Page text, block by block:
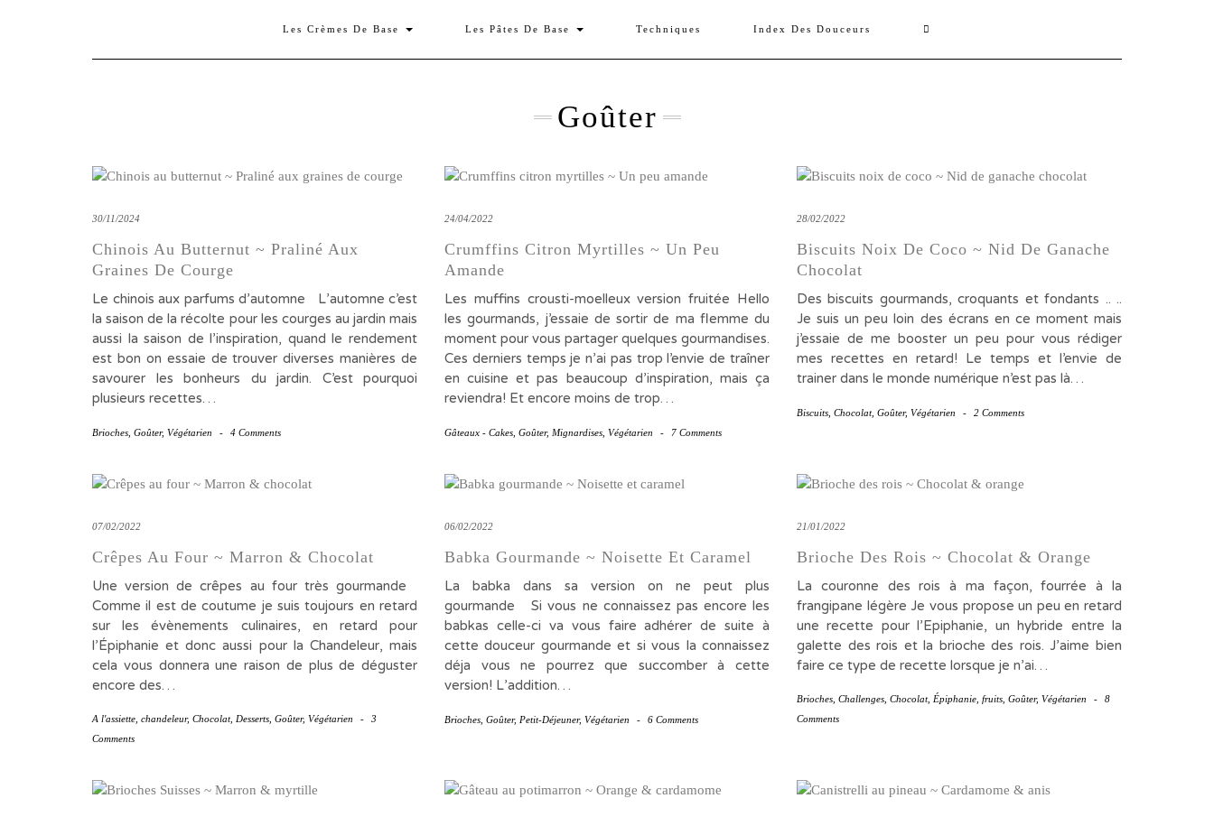
Les Crèmes De Base Les Pâtes De Base Techniques Index Des Douceurs
Goûter
30/11/2024
Chinois Au Butternut ~ Praliné Aux
Graines De Courge
Le chinois aux parfums d’automne L’automne c’est
la saison de la récolte pour les courges au jardin mais
aussi la saison de l’inspiration, quand le rendement
est bon on essaie de trouver diverses manières de
savourer les bonheurs du jardin. C’est pourquoi
plusieurs recettes…
Brioches Goûter, Végétarien - 4 Comments
24/04/2022
Crumffins Citron Myrtilles ~ Un Peu
Amande
Les muffins crousti-moelleux version fruitée Hello
les gourmands, j’essaie de sortir de ma flemme du
moment pour vous partager quelques gourmandises.
Ces derniers temps je n’ai pas trop l’envie de traîner
en cuisine et pas beaucoup d’inspiration, mais ça
reviendra! Et encore moins de trop…
Gâteaux - Cakes Goûter, Mignardises Végétarien - 7 Comments
28/02/2022
Biscuits Noix De Coco ~ Nid De Ganache
Chocolat
Des biscuits gourmands, croquants et fondants .. ..
Je suis un peu loin des écrans en ce moment mais
j’essaie de me booster un peu pour vous rédiger
mes recettes en retard! Le temps et l’envie de
trainer dans le monde numérique n’est pas là…
Biscuits Chocolat, Goûter, Végétarien - 2 Comments
07/02/2022
Crêpes Au Four ~ Marron & Chocolat
Une version de crêpes au four très gourmande
Comme il est de coutume je suis toujours en retard
sur les évènements culinaires, en retard pour
l’Épiphanie et donc aussi pour la Chandeleur, mais
cela vous donnera une raison de plus de déguster
encore des…
A l'assiette chandeleur, Chocolat, Desserts Goûter, Végétarien -
3
Comments
06/02/2022
Babka Gourmande ~ Noisette Et Caramel
La babka dans sa version on ne peut plus
gourmande Si vous ne connaissez pas encore les
babkas celle-ci va vous faire adhérer de suite à
cette douceur gourmande et si vous la connaissez
déja vous ne pourrez que succomber à cette
version! L’addition…
Brioches Goûter, Petit-Déjeuner, Végétarien - 6 Comments
21/01/2022
Brioche Des Rois ~ Chocolat & Orange
La couronne des rois à ma façon, fourrée à la
frangipane légère Je vous propose un peu en retard
une recette pour l’Epiphanie, un hybride entre la
galette des rois et la brioche des rois. J’aime bien
faire ce type de recette lorsque je n’ai…
Brioches Challenges Chocolat, Épiphanie fruits Goûter, Végétarien -
8
Comments